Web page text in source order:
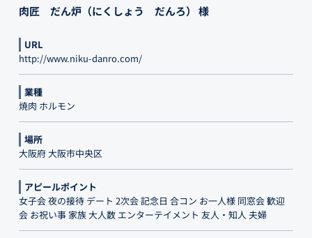
肉匠 だん炉（にくしょう だんろ） 様
URL
http://www.niku-danro.com/
業種
焼肉 ホルモン
場所
大阪府 大阪市中央区
アピールポイント
女子会 夜の接待 デート 2次会 記念日 合コン お一人様 同窓会 歓迎
会 お祝い事 家族 大人数 エンターテイメント 友人・知人 夫婦